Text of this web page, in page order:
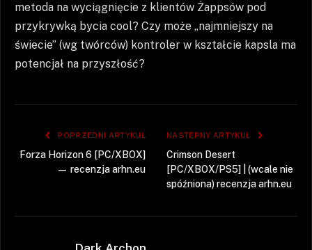
metoda na wyciągnięcie z klientów Żappsów pod
przykrywką bycia cool? Czy może „najmniejszy na
świecie” (wg twórców) kontroler w kształcie kapsla ma
potencjał na przyszłość?
POPRZEDNI ARTYKUŁ
Forza Horizon 6 [PC/XBOX]
— recenzja arhn.eu
NASTĘPNY ARTYKUŁ
Crimson Desert
[PC/XBOX/PS5] | (wcale nie
spóźniona) recenzja arhn.eu